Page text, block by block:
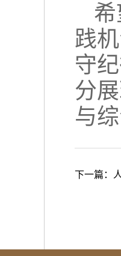
践
守
分
与
下一篇：